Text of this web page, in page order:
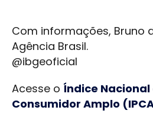
Com informações, Bruno
Agência Brasil.
@ibgeoficial
Acesse o Índice Nacional
Consumidor Amplo